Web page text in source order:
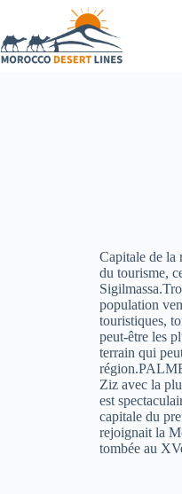
Capitale de la
du tourisme,
population
touristiques,
peut-être les
terrain qui
Ziz avec la
est
capitale du
rejoignait la
tombée au